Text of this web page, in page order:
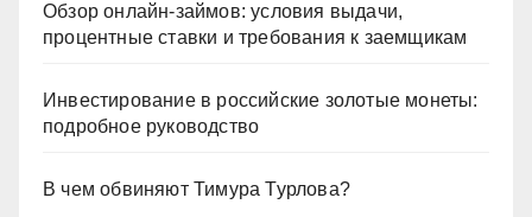
Обзор онлайн-займов: условия выдачи,
процентные ставки и требования к заемщикам
Инвестирование в российские золотые монеты:
подробное руководство
В чем обвиняют Тимура Турлова?